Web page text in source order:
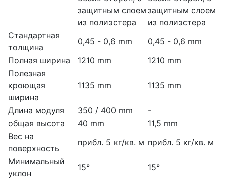
защитным слоем
из полиэстера
защитным слоем
из полиэстера
Стандартная
толщина
0,45 - 0,6 mm
0,45 - 0,6 mm
Полная ширина
1210 mm
1210 mm
Полезная
кроющая
ширина
1135 mm 1135 mm
Длина модуля 350 / 400 mm
-
общая высота
40 mm
11,5 mm
Вес на
поверхность
прибл. 5 кг/кв. м прибл. 5 кг/кв. м
Минимальный
уклон
15° 15°